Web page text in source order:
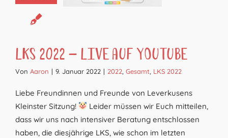
LKS 2022 – Live auf YouTube
Von Aaron | 9. Januar 2022 | 2022 Gesamt LKS 2022
Liebe Freundinnen und Freunde von Leverkusens
Kleinster Sitzung!
Leider müssen wir Euch mitteilen,
dass wir uns nach intensiver Beratung entschlossen
haben, die diesjährige LKS, wie schon im letzten